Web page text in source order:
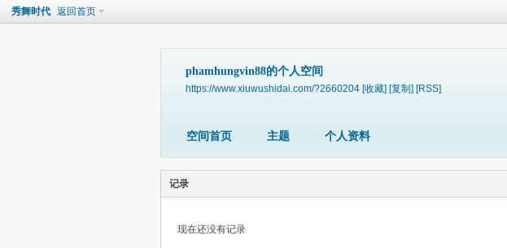
秀舞时代 返回首页
phamhungvin88的个人空间
https://www.xiuwushidai.com/?2660204 [收藏] [复制] [RSS]
空间首页 主题 个人资料
记录
现在还没有记录